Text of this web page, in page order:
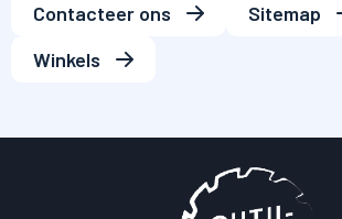
Contacteer ons
Sitemap
Winkels